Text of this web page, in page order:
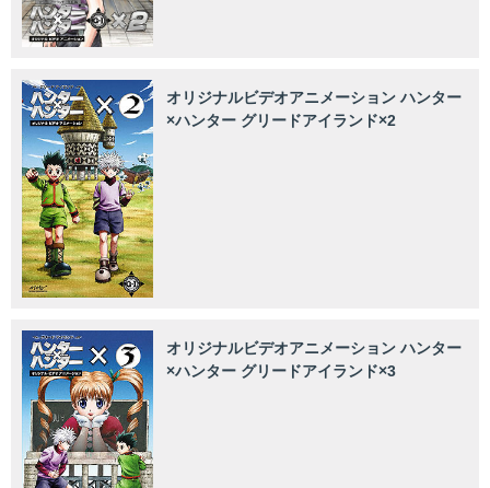
オリジナルビデオアニメーション ハンター
×ハンター グリードアイランド×2
オリジナルビデオアニメーション ハンター
×ハンター グリードアイランド×3